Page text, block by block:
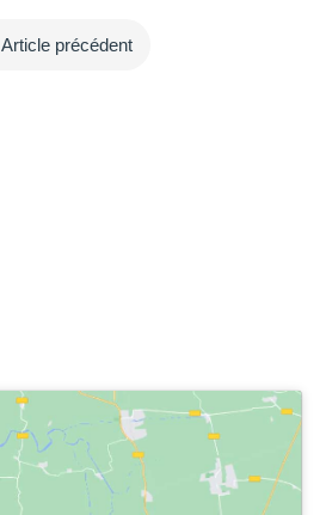
Article précédent